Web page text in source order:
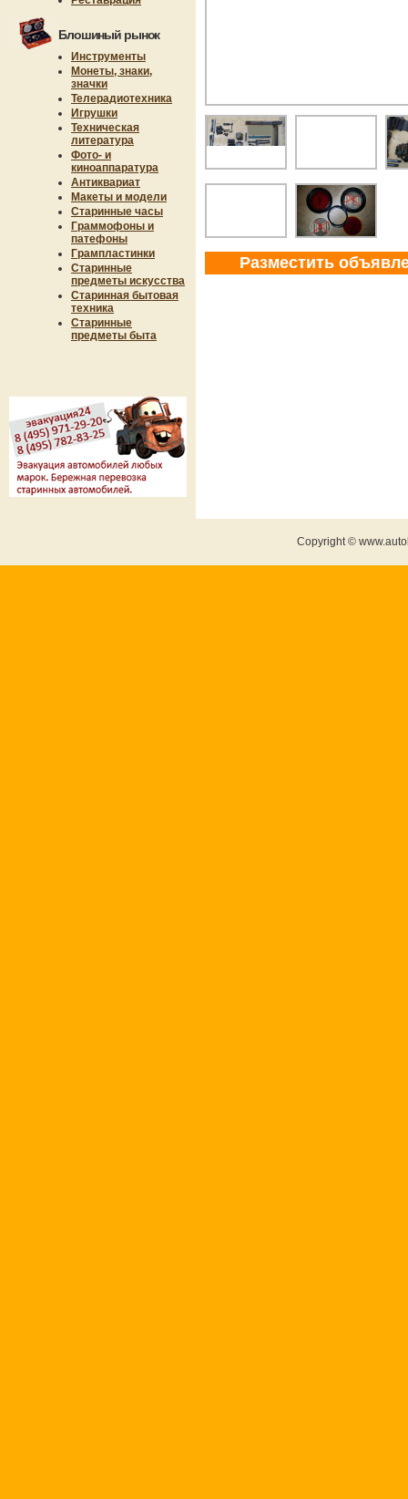
Блошиный рынок
Инструменты
Монеты, знаки,
значки
Телерадиотехника
Игрушки
Техническая
литература
Фото- и
киноаппаратура
Антиквариат
Макеты и модели
Старинные часы
Граммофоны и
патефоны
Грампластинки
Старинные
предметы искусства
Старинная бытовая
техника
Старинные
предметы быта
Разместить
Copyright ©